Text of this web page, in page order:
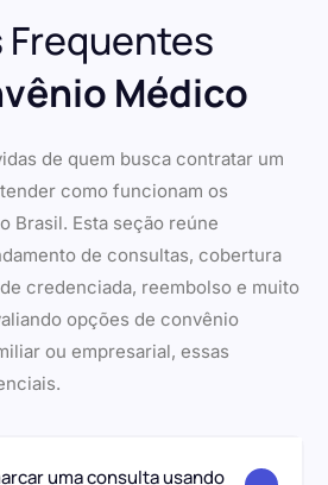
Médico
de quem busca contratar um
como funcionam os
Brasil. Esta seção reúne
de consultas, cobertura
credenciada, reembolso e muito
opções de convênio
ou empresarial, essas
uma consulta usando